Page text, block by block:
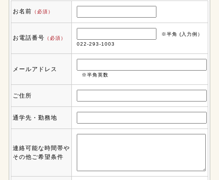
お名前 （必須）
お電話番号 （必須）
※半角 (入力例）
022-293-1003
メールアドレス
※半角英数
ご住所
通学先・勤務地
連絡可能な時間帯や
その他ご希望条件